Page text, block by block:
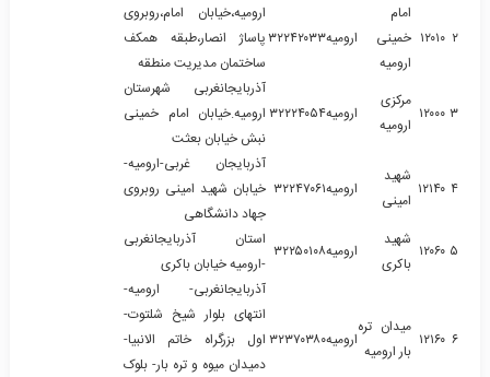
۲ ۱۲۰۱۰
امام
خمینی
ارومیه
ارومیه۳۲۲۴۲۰۳۳
ارومیه،خیابان امام،روبروی
پاساژ انصار،طبقه همکف
ساختمان مدیریت منطقه
۳ ۱۲۰۰۰
مرکزی
ارومیه
ارومیه۳۲۲۲۴۰۵۴
آذربایجانغربی شهرستان
ارومیه.خیابان امام خمینی
نبش خیابان بعثت
۴ ۱۲۱۴۰
شهید
امینی
ارومیه۳۲۲۴۷۰۶۱
آذربایجان غربی-ارومیه-
خیابان شهید امینی روبروی
جهاد دانشگاهی
۵ ۱۲۰۶۰
شهید
باکری
ارومیه۳۲۲۵۰۱۰۸
استان آذربایجانغربی
-ارومیه خیابان باکری
۶ ۱۲۱۶۰
میدان تره
بار ارومیه
ارومیه۳۲۳۷۰۳۸۰
آذربایجانغربی- ارومیه-
انتهای بلوار شیخ شلتوت-
اول بزرگراه خاتم الانبیا-
دمیدان میوه و تره بار- بلوک